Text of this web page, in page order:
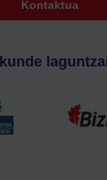
Kontaktua